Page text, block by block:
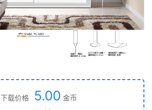
下载价格 5.00 金币